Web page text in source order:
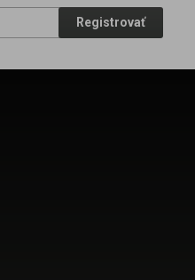
Registrovať